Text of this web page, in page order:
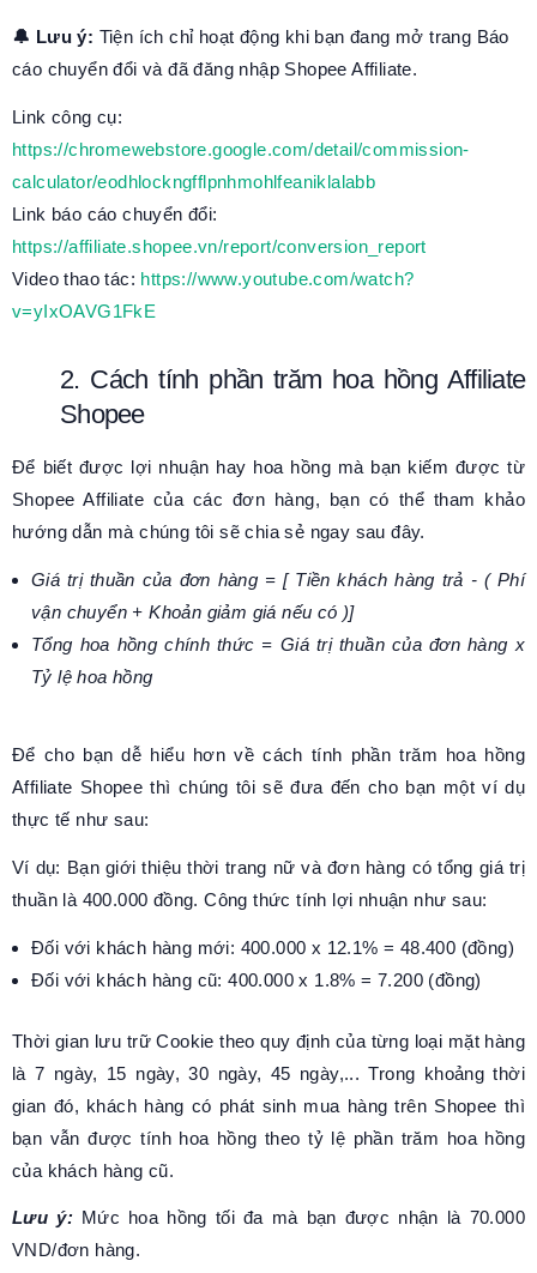
🔔 Lưu ý: Tiện ích chỉ hoạt động khi bạn đang mở trang Báo
cáo chuyển đổi và đã đăng nhập Shopee Affiliate.
Link công cụ:
https://chromewebstore.google.com/detail/commission-
calculator/eodhlockngfflpnhmohlfeaniklalabb
Link báo cáo chuyển đổi:
https://affiliate.shopee.vn/report/conversion_report
Video thao tác: https://www.youtube.com/watch?
v=yIxOAVG1FkE
2. Cách tính phần trăm hoa hồng Affiliate
Shopee
Để biết được lợi nhuận hay hoa hồng mà bạn kiếm được từ
Shopee Affiliate của các đơn hàng, bạn có thể tham khảo
hướng dẫn mà chúng tôi sẽ chia sẻ ngay sau đây.
Giá trị thuần của đơn hàng = [ Tiền khách hàng trả - ( Phí
vận chuyển + Khoản giảm giá nếu có )]
Tổng hoa hồng chính thức = Giá trị thuần của đơn hàng x
Tỷ lệ hoa hồng
Để cho bạn dễ hiểu hơn về cách tính phần trăm hoa hồng
Affiliate Shopee thì chúng tôi sẽ đưa đến cho bạn một ví dụ
thực tế như sau:
Ví dụ: Bạn giới thiệu thời trang nữ và đơn hàng có tổng giá trị
thuần là 400.000 đồng. Công thức tính lợi nhuận như sau:
Đối với khách hàng mới: 400.000 x 12.1% = 48.400 (đồng)
Đối với khách hàng cũ: 400.000 x 1.8% = 7.200 (đồng)
Thời gian lưu trữ Cookie theo quy định của từng loại mặt hàng
là 7 ngày, 15 ngày, 30 ngày, 45 ngày,... Trong khoảng thời
gian đó, khách hàng có phát sinh mua hàng trên Shopee thì
bạn vẫn được tính hoa hồng theo tỷ lệ phần trăm hoa hồng
của khách hàng cũ.
Lưu ý:Mức hoa hồng tối đa mà bạn được nhận là 70.000
VND/đơn hàng.